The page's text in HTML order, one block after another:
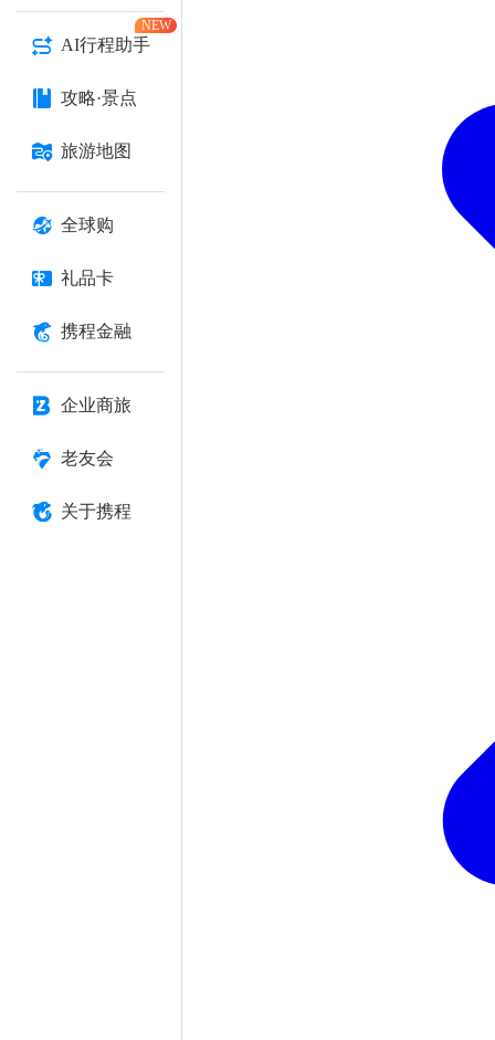
AI行程助手
NEW
攻略·景点
旅游地图
全球购
礼品卡
携程金融
企业商旅
老友会
关于携程